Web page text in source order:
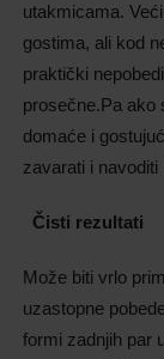
utakmicama.
gostima, ali kod
praktički
prosečne.Pa ako
domaće i
zavarati i navoditi
Čisti rezultati
Može biti vrlo
uzastopne
formi zadnjih par